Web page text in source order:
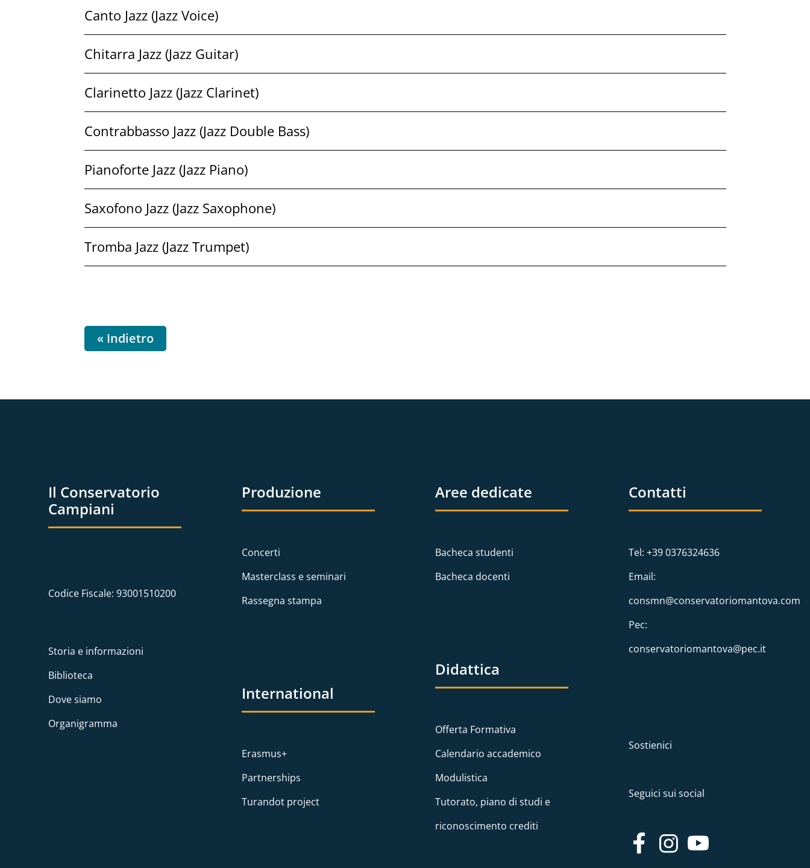
Canto Jazz (Jazz Voice)
Chitarra Jazz (Jazz Guitar)
Clarinetto Jazz (Jazz Clarinet)
Contrabbasso Jazz (Jazz Double Bass)
Pianoforte Jazz (Jazz Piano)
Saxofono Jazz (Jazz Saxophone)
Tromba Jazz (Jazz Trumpet)
« Indietro
Il Conservatorio
Campiani
Codice Fiscale: 93001510200
Storia e informazioni
Biblioteca
Dove siamo
Organigramma
Produzione
Concerti
Masterclass e seminari
Rassegna stampa
International
Erasmus+
Partnerships
Turandot project
Aree dedicate
Bacheca studenti
Bacheca docenti
Didattica
Offerta Formativa
Calendario accademico
Modulistica
Tutorato, piano di studi e
riconoscimento crediti
Contatti
Tel: +39 0376324636
Email:
consmn@conservatoriomantova.com
Pec:
conservatoriomantova@pec.it
Sostienici
Seguici sui social